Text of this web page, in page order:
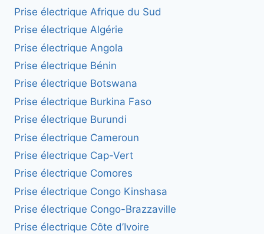
Prise électrique Afrique du Sud
Prise électrique Algérie
Prise électrique Angola
Prise électrique Bénin
Prise électrique Botswana
Prise électrique Burkina Faso
Prise électrique Burundi
Prise électrique Cameroun
Prise électrique Cap-Vert
Prise électrique Comores
Prise électrique Congo Kinshasa
Prise électrique Congo-Brazzaville
Prise électrique Côte d’Ivoire